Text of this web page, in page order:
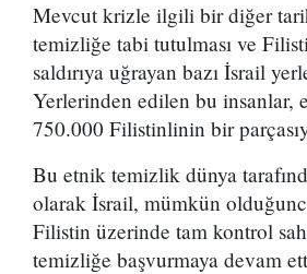
Mevcut krizle ilgili bir diğer
temizliğe tabi tutulması ve
saldırıya uğrayan bazı İsrail
Yerlerinden edilen bu insanlar,
750.000 Filistinlinin bir
Bu etnik temizlik dünya
olarak İsrail, mümkün
Filistin üzerinde tam kontrol
temizliğe başvurmaya devam